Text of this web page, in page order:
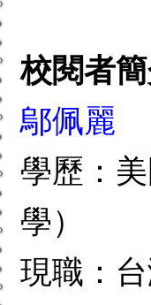
校閱者
鄔佩麗
學歷：
學）
現職：